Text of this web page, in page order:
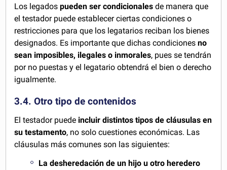
Los legadospueden ser condicionales de manera que
el testador puede establecer ciertas condiciones o
restricciones para que los legatarios reciban los bienes
designados. Es importante que dichas condicionesno
sean imposibles, ilegales o inmorales, pues se tendrán
por no puestas y el legatario obtendrá el bien o derecho
igualmente.
3.4. Otro tipo de contenidos
El testador puede incluir distintos tipos de cláusulas en
su testamento, no solo cuestiones económicas. Las
cláusulas más comunes son las siguientes:
La desheredación de un hijo u otro heredero